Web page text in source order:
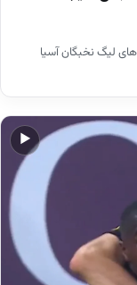
لیگ نخبگان آسیا
▶